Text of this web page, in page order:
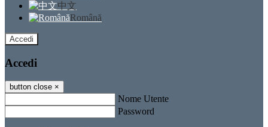
中文
Română
Accedi
Accedi
button close ×
Nome Utente
Password